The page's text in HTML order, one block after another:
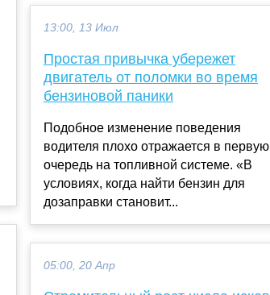
13:00, 13 Июл
Простая привычка убережет
двигатель от поломки во время
бензиновой паники
Подобное изменение поведения
водителя плохо отражается в первую
очередь на топливной системе. «В
условиях, когда найти бензин для
дозаправки становит...
05:00, 20 Апр